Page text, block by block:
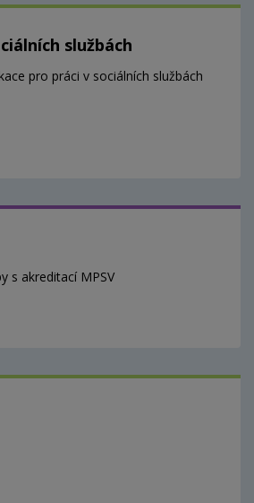
službách
pro práci v sociálních službách
s akreditací MPSV